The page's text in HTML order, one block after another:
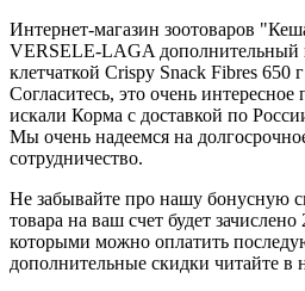
Интернет-магазин зоотоваров
VERSELE-LAGA дополнительный
клетчаткой Crispy Snack Fibres 650
Согласитесь, это очень
искали Корма с доставкой по
Мы очень надеемся на
сотрудничество.
Не забывайте про нашу бонусную
товара на ваш счет будет
которыми можно оплатить
дополнительные скидки читайте в